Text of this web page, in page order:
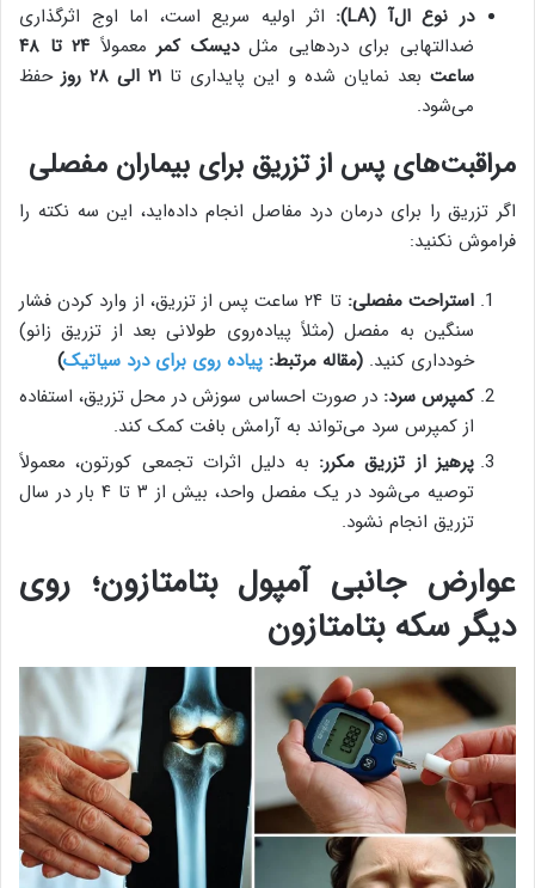
در نوع ال‌آ (LA):
اثر اولیه سریع است، اما اوج اثرگذاری
ضدالتهابی برای دردهایی مثلدیسک کمرمعمولاً
۲۴ تا ۴۸
ساعت بعد نمایان شده و این پایداری تا ۲۱ الی ۲۸ روز
حفظ
می‌شود.
مراقبت‌های پس از تزریق برای بیماران مفصلی
اگر تزریق را برای درمان درد مفاصل انجام داده‌اید، این سه نکته را
فراموش نکنید:
استراحت مفصلی:
تا ۲۴ ساعت پس از تزریق، از وارد کردن فشار
سنگین به مفصل (مثلاً پیاده‌روی طولانی بعد از تزریق زانو)
خودداری کنید. (مقاله مرتبط: پیاده روی برای درد سیاتیک)
کمپرس سرد: در صورت احساس سوزش در محل تزریق، استفاده
از کمپرس سرد می‌تواند به آرامش بافت کمک کند.
پرهیز از تزریق مکرر: به دلیل اثرات تجمعی کورتون، معمولاً
توصیه می‌شود در یک مفصل واحد، بیش از ۳ تا ۴ بار در سال
تزریق انجام نشود.
عوارض جانبی آمپول بتامتازون؛ روی
دیگر سکه بتامتازون